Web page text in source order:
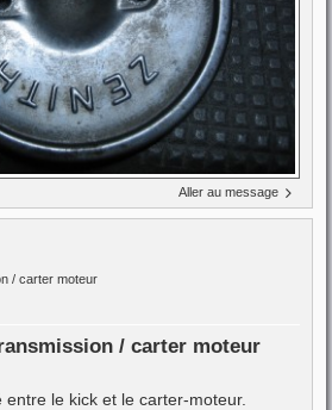
Aller au message
/ carter moteur
/ carter moteur
le kick et le carter-moteur.